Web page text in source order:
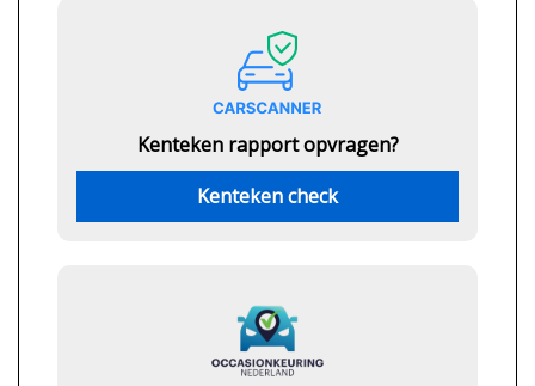
Kenteken rapport opvragen?
Kenteken check